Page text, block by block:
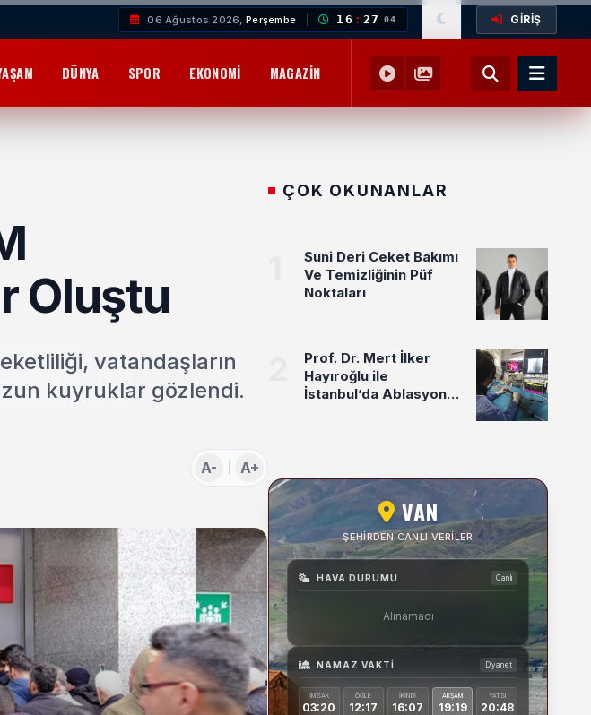
06 Ağustos 2026,Perşembe 16 : 27 05 GİRİŞ
DÜNYA SPOR EKONOMI MAGAZIN YEMEK TARIFLERI SAĞLIK
Oluştu
vatandaşların
kuyruklar gözlendi.
A- A+
ÇOK OKUNANLAR
Suni Deri Ceket Bakımı
Ve Temizliğinin Püf
Noktaları
Prof. Dr. Mert İlker
Hayıroğlu ile
İstanbul’da Ablasyon
VAN
ŞEHIRDEN CANLI VERILER
HAVA DURUMU Canlı
Alınamadı
NAMAZ VAKTI Diyanet
İMSAK
03:20
ÖĞLE
12:17
İKINDI
16:07
AKŞAM
19:19
YATSI
20:48